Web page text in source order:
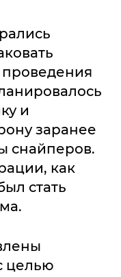
и
заранее
снайперов.
как
стать
целью